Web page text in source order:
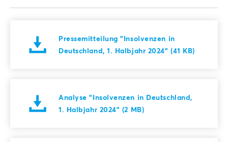
Pressemitteilung "Insolvenzen in
Deutschland, 1. Halbjahr 2024" (41 KB)
Analyse "Insolvenzen in Deutschland,
1. Halbjahr 2024" (2 MB)